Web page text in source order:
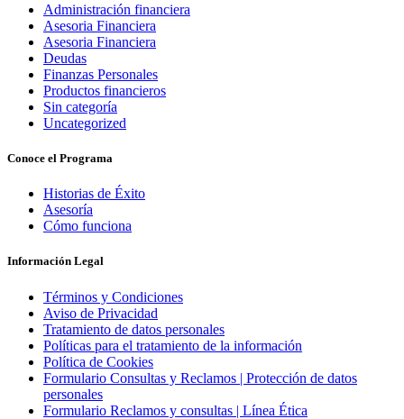
Administración financiera
Asesoria Financiera
Asesoria Financiera
Deudas
Finanzas Personales
Productos financieros
Sin categoría
Uncategorized
Conoce el Programa
Historias de Éxito
Asesoría
Cómo funciona
Información Legal
Términos y Condiciones
Aviso de Privacidad
Tratamiento de datos personales
Políticas para el tratamiento de la información
Política de Cookies
Formulario Consultas y Reclamos | Protección de datos
personales
Formulario Reclamos y consultas | Línea Ética